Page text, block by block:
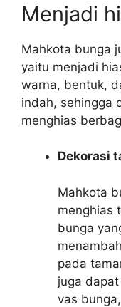
Menjadi
Mahkota bunga
yaitu menjadi
warna, bentuk,
indah, sehingga
menghias
Dekorasi
Mahkota
menghias
bunga
pada
juga
vas